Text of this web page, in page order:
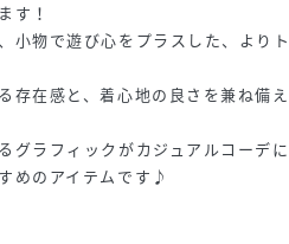
す！
小物で遊び心をプラスした、より
存在感と、着心地の良さを兼ね備
グラフィックがカジュアルコーデ
めのアイテムです♪